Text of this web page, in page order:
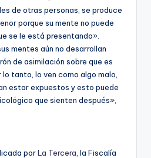
de otras personas, se produce
porque su mente no puede
se le está presentando».
mentes aún no desarrollan
de asimilación sobre que es
tanto, lo ven como algo malo,
estar expuestos y esto puede
que sienten después»,
porLa Tercera , la Fiscalía